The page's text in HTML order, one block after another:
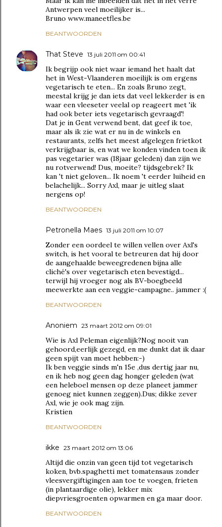
Antwerpen veel moeilijker is...
Bruno www.maneetfles.be
BEANTWOORDEN
That Steve 13 juli 2011 om 00:41
Ik begrijp ook niet waar iemand het haalt dat
het in West-Vlaanderen moeilijk is om ergens
vegetarisch te eten... En zoals Bruno zegt,
meestal krijg je dan iets dat veel lekkerder is en
waar een vleeseter veelal op reageert met 'ik
had ook beter iets vegetarisch gevraagd'!
Dat je in Gent verwend bent, dat geef ik toe,
maar als ik zie wat er nu in de winkels en
restaurants, zelfs het meest afgelegen frietkot
verkrijgbaar is, en wat we konden vinden toen ik
pas vegetarier was (18jaar geleden) dan zijn we
nu rotverwend! Dus, moeite? tijdsgebrek? Ik
kan 't niet geloven... Ik noem 't eerder luiheid en
belachelijk... Sorry Axl, maar je uitleg slaat
nergens op!
BEANTWOORDEN
Petronella Maes 13 juli 2011 om 10:07
Zonder een oordeel te willen vellen over Axl's
switch, is het vooral te betreuren dat hij door
de aangehaalde beweegredenen bijna alle
cliché's over vegetarisch eten bevestigd...
terwijl hij vroeger nog als BV-boegbeeld
meewerkte aan een veggie-campagne.. jammer :(
BEANTWOORDEN
Anoniem 23 maart 2012 om 09:01
Wie is Axl Peleman eigenlijk?Nog nooit van
gehoord,eerlijk gezegd, en me dunkt dat ik daar
geen spijt van moet hebben:-)
Ik ben veggie sinds m'n 15e ,dus dertig jaar nu,
en ik heb nog geen dag honger geleden (wat
een heleboel mensen op deze planeet jammer
genoeg niet kunnen zeggen).Dus; dikke zever
Axl, wie je ook mag zijn.
Kristien
BEANTWOORDEN
ikke 23 maart 2012 om 13:06
Altijd die onzin van geen tijd tot vegetarisch
koken, bvb.spaghetti met tomatensaus zonder
vleesvergiftigingen aan toe te voegen, frieten
(in plantaardige olie), lekker mix
diepvriesgroenten opwarmen en ga maar door.
BEANTWOORDEN